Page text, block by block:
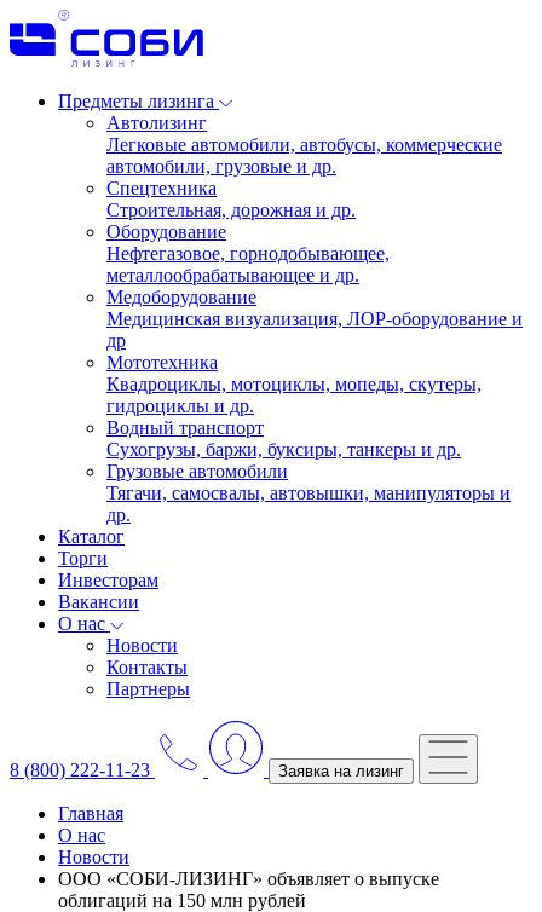
Предметы лизинга
Автолизинг
Легковые автомобили, автобусы, коммерческие
автомобили, грузовые и др.
Спецтехника
Строительная, дорожная и др.
Оборудование
Нефтегазовое, горнодобывающее,
металлообрабатывающее и др.
Медоборудование
Медицинская визуализация, ЛОР-оборудование и
др
Мототехника
Квадроциклы, мотоциклы, мопеды, скутеры,
гидроциклы и др.
Водный транспорт
Сухогрузы, баржи, буксиры, танкеры и др.
Грузовые автомобили
Тягачи, самосвалы, автовышки, манипуляторы и
др.
Каталог
Торги
Инвесторам
Вакансии
О нас
Новости
Контакты
Партнеры
8 (800) 222-11-23 Заявка на лизинг
Главная
О нас
Новости
ООО «СОБИ-ЛИЗИНГ» объявляет о выпуске
облигаций на 150 млн рублей